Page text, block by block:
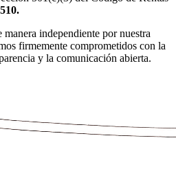
independiente por nuestra
firmemente comprometidos con la
y la comunicación abierta.